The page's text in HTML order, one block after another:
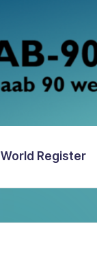
World Register